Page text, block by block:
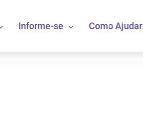
Informe-se Como Ajudar